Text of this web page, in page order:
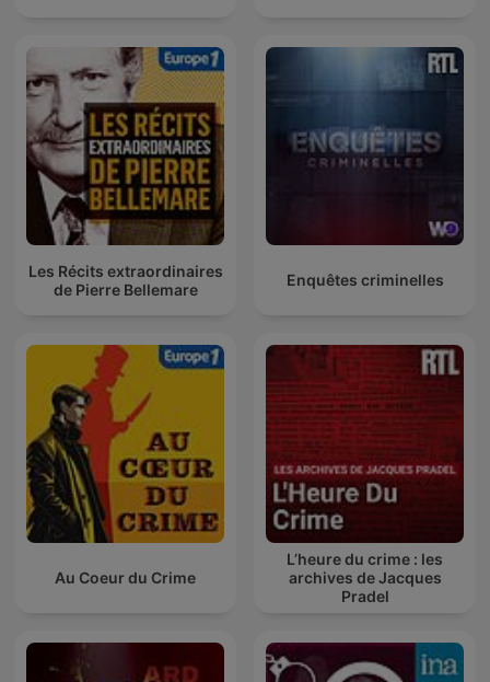
Les Récits extraordinaires
de Pierre Bellemare
Enquêtes criminelles
Au Coeur du Crime
L’heure du crime : les
archives de Jacques
Pradel